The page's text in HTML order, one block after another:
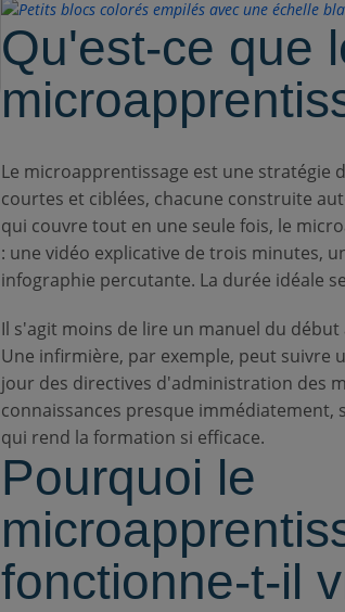
Qu'est-ce que
Le microapprentissage est une stratégie
courtes et ciblées, chacune construite
qui couvre tout en une seule fois, le
: une vidéo explicative de trois minutes,
infographie percutante. La durée idéale
Il s'agit moins de lire un manuel du
Une infirmière, par exemple, peut suivre
jour des directives d'administration des
connaissances presque
qui rend la formation si efficace.
Pourquoi le
fonctionne-t-il